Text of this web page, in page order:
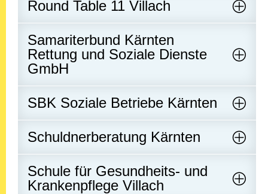
Round Table 11 Villach
Samariterbund Kärnten
Rettung und Soziale Dienste
GmbH
SBK Soziale Betriebe Kärnten
Schuldnerberatung Kärnten
Schule für Gesundheits- und
Krankenpflege Villach